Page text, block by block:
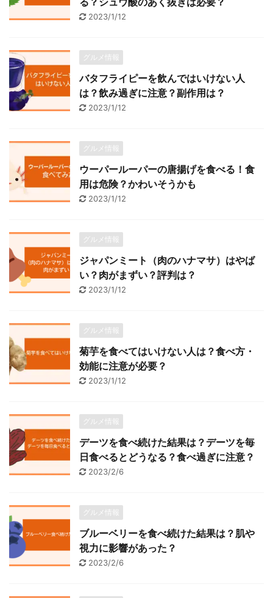
2023/1/12
グルメ情報
バタフライピーを飲んではいけない人
は？飲み過ぎに注意？副作用は？
2023/1/12
グルメ情報
ウーパールーパーの唐揚げを食べる！食
用は危険？かわいそうかも
2023/1/12
グルメ情報
ジャパンミート（肉のハナマサ）はやば
い？肉がまずい？評判は？
2023/1/12
グルメ情報
菊芋を食べてはいけない人は？食べ方・
効能に注意が必要？
2023/1/12
グルメ情報
デーツを食べ続けた結果は？デーツを毎
日食べるとどうなる？食べ過ぎに注意？
2023/2/6
グルメ情報
ブルーベリーを食べ続けた結果は？肌や
視力に影響があった？
2023/2/6